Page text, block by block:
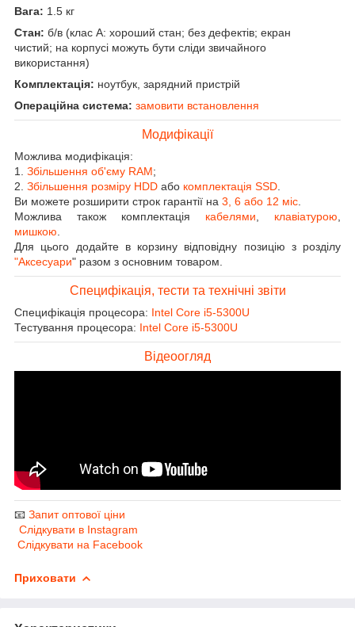
Вага: 1.5 кг
Стан: б/в (клас А: хороший стан; без дефектів; екран
чистий; на корпусі можуть бути сліди звичайного
використання)
Комплектація: ноутбук, зарядний пристрій
Операційна система: замовити встановлення
Модифікації
Можлива модифікація:
1. Збільшення об'єму RAM;
2. Збільшення розміру HDD або комплектація SSD
Ви можете розширити строк гарантії на 3, 6 або 12 міс
Можлива також комплектація кабелями клавіатурою
мишкою
Для цього додайте в корзину відповідну позицію з розділу
"Аксесуари" разом з основним товаром.
Специфікація, тести та технічні звіти
Специфікація процесора: Intel Core i5-5300U
Тестування процесора: Intel Core i5-5300U
Відеоогляд
📧 Запит оптової ціни
Слідкувати в Instagram
Слідкувати на Facebook
Приховати